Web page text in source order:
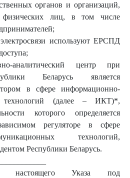
органов и организаций,
физических лиц, в том числе
используют ЕРСПД
аналитический центр при
Беларусь является
в сфере информационно-
технологий (далее – ИКТ)*,
которого определяется
регуляторе в сфере
технологий,
Республики Беларусь.
настоящего Указа под